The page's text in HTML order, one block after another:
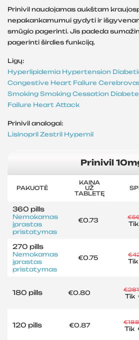
Prinivil naudojamas aukštam
nepakankamumui gydyti ir
smūgio pagerinti. Jis padeda
pagerinti širdies funkciją.
Ligų:
Hyperlipidemia Hypertension
Congestive Heart Failure
Smoking Smoking Cessation
Failure Heart Attack
Prinivil analogai:
Lisinopril Zestril Hypernil
Prinivil
PAKUOTĖ
KAINA
UŽ
TABLETĘ
360 pills
Nemokamas
įprastas
pristatymas
€0.73 Tik
270 pills
Nemokamas
įprastas
pristatymas
€0.75 Tik
180 pills €0.80 €281
Tik
120 pills €0.87 €188
Tik